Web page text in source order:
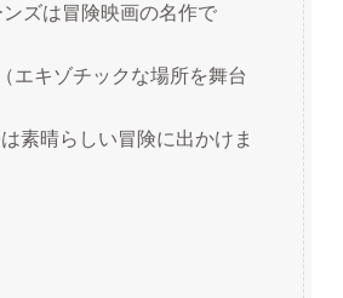
ンズは冒険映画の名作で
（エキゾチックな場所を舞台
は素晴らしい冒険に出かけま